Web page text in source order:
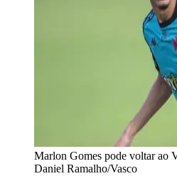
Marlon Gomes pode voltar ao
Daniel Ramalho/Vasco